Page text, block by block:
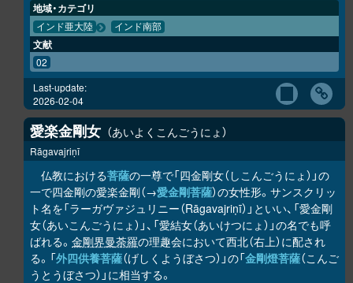
地域・カテゴリ
インド亜大陸 インド南部
文献
02
Last-update:
2026-02-04
愛楽金剛女 あいよくこんごうにょ
Rāgavajriṇī
仏教における菩薩の一尊で「四金剛女（しこんごうにょ）」の
一で四金剛の愛楽金剛（→愛金剛菩薩）の女性形。サンスクリッ
ト名を「ラーガヴァジュリニー（Rāgavajriṇī）」といい、「愛金剛
女（あいこんごうにょ）」、「愛結女（あいけつにょ）」の名でも呼
ばれる。 金剛界曼荼羅の理趣会において西北（右上）に配され
る。「外四供養菩薩（げしくようぼさつ）」の「金剛燈菩薩（こんご
うとうぼさつ）」に相当する。